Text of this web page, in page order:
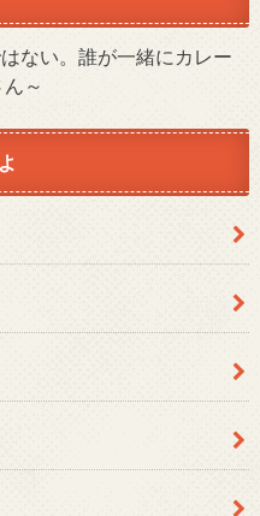
ない。誰が一緒にカレー
～